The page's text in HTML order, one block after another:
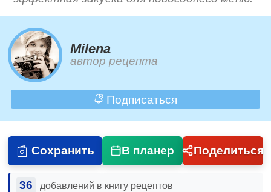
Milena
автор рецепта
Подписаться
Сохранить В планер Поделиться
36 добавлений в книгу рецептов